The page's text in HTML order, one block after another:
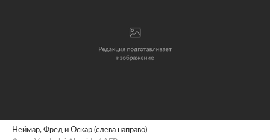
Неймар, Фред и Оскар (слева направо)